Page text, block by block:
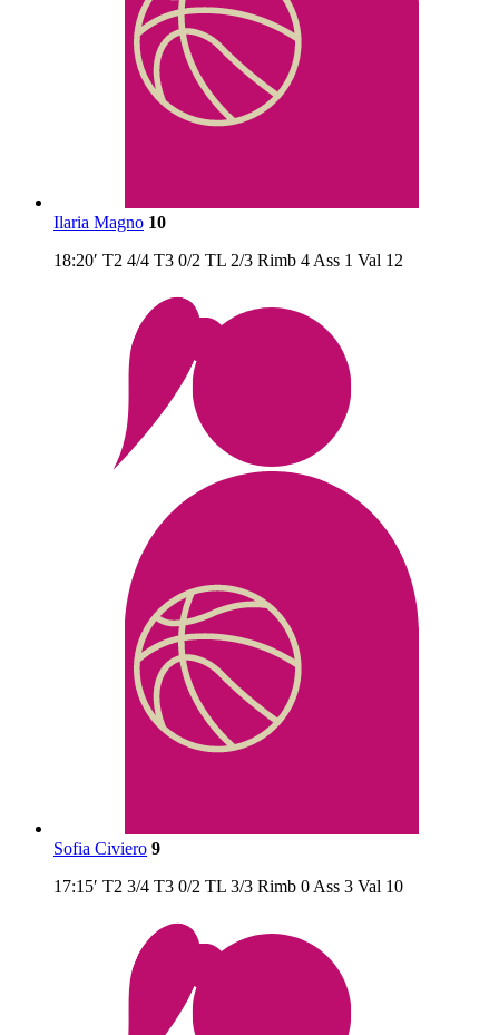
Ilaria Magno 10
18:20′ T2 4/4 T3 0/2 TL 2/3 Rimb 4 Ass 1 Val 12
Sofia Civiero 9
17:15′ T2 3/4 T3 0/2 TL 3/3 Rimb 0 Ass 3 Val 10